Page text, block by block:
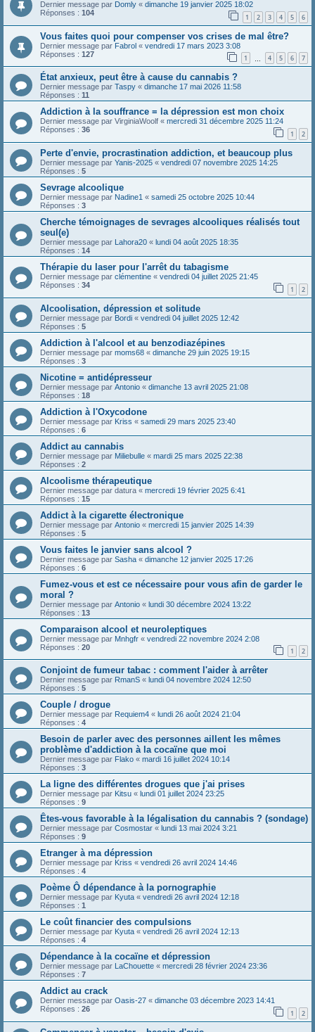
Dernier message par Domly « dimanche 19 janvier 2025 18:02
Réponses : 104 1 2 3 4 5 6
Vous faites quoi pour compenser vos crises de mal être?
Dernier message par Fabrol « vendredi 17 mars 2023 3:08
Réponses : 127 1 4 5 6 7
État anxieux, peut être à cause du cannabis ?
Dernier message par Taspy « dimanche 17 mai 2026 11:58
Réponses : 11
Addiction à la souffrance = la dépression est mon choix
Dernier message par VirginiaWoolf « mercredi 31 décembre 2025 11:24
Réponses : 36 1 2
Perte d'envie, procrastination addiction, et beaucoup plus
Dernier message par Yanis-2025 « vendredi 07 novembre 2025 14:25
Réponses : 5
Sevrage alcoolique
Dernier message par Nadine1 « samedi 25 octobre 2025 10:44
Réponses : 3
Cherche témoignages de sevrages alcooliques réalisés tout
seul(e)
Dernier message par Lahora20 « lundi 04 août 2025 18:35
Réponses : 14
Thérapie du laser pour l'arrêt du tabagisme
Dernier message par clémentine « vendredi 04 juillet 2025 21:45
Réponses : 34 1 2
Alcoolisation, dépression et solitude
Dernier message par Bordi « vendredi 04 juillet 2025 12:42
Réponses : 5
Addiction à l'alcool et au benzodiazépines
Dernier message par moms68 « dimanche 29 juin 2025 19:15
Réponses : 3
Nicotine = antidépresseur
Dernier message par Antonio « dimanche 13 avril 2025 21:08
Réponses : 18
Addiction à l'Oxycodone
Dernier message par Kriss « samedi 29 mars 2025 23:40
Réponses : 6
Addict au cannabis
Dernier message par Miliebulle « mardi 25 mars 2025 22:38
Réponses : 2
Alcoolisme thérapeutique
Dernier message par datura « mercredi 19 février 2025 6:41
Réponses : 15
Addict à la cigarette électronique
Dernier message par Antonio « mercredi 15 janvier 2025 14:39
Réponses : 5
Vous faites le janvier sans alcool ?
Dernier message par Sasha « dimanche 12 janvier 2025 17:26
Réponses : 6
Fumez-vous et est ce nécessaire pour vous afin de garder le
moral ?
Dernier message par Antonio « lundi 30 décembre 2024 13:22
Réponses : 13
Comparaison alcool et neuroleptiques
Dernier message par Mnhgfr « vendredi 22 novembre 2024 2:08
Réponses : 20 1 2
Conjoint de fumeur tabac : comment l'aider à arrêter
Dernier message par RmanS « lundi 04 novembre 2024 12:50
Réponses : 5
Couple / drogue
Dernier message par Requiem4 « lundi 26 août 2024 21:04
Réponses : 4
Besoin de parler avec des personnes aillent les mêmes
problème d'addiction à la cocaïne que moi
Dernier message par Flako « mardi 16 juillet 2024 10:14
Réponses : 3
La ligne des différentes drogues que j'ai prises
Dernier message par Kitsu « lundi 01 juillet 2024 23:25
Réponses : 9
Êtes-vous favorable à la légalisation du cannabis ? (sondage)
Dernier message par Cosmostar « lundi 13 mai 2024 3:21
Réponses : 9
Etranger à ma dépression
Dernier message par Kriss « vendredi 26 avril 2024 14:46
Réponses : 4
Poème Ô dépendance à la pornographie
Dernier message par Kyuta « vendredi 26 avril 2024 12:18
Réponses : 1
Le coût financier des compulsions
Dernier message par Kyuta « vendredi 26 avril 2024 12:13
Réponses : 4
Dépendance à la cocaïne et dépression
Dernier message par LaChouette « mercredi 28 février 2024 23:36
Réponses : 7
Addict au crack
Dernier message par Oasis-27 « dimanche 03 décembre 2023 14:41
Réponses : 26 1 2